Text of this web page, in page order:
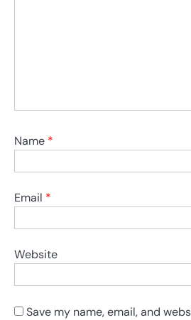
Name *
Email *
Website
Save my name, email, and